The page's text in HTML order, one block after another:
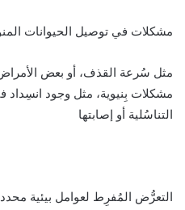
مشكلات في توصيل الحيوانات
مثل سُرعة القذف، أو بعض الأمراض
مشكلات بِنيوية، مثل وجود انسِداد
التناسُلية أو إصابتها
التعرُّض المُفرِط لعوامل بيئية